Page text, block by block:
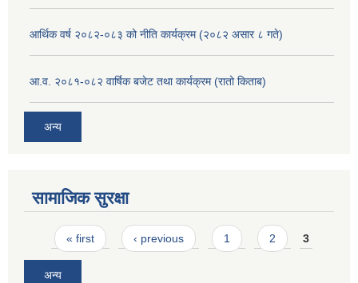
आर्थिक वर्ष २०८२-०८३ को नीति कार्यक्रम (२०८२ असार ८ गते)
आ.व. २०८१-०८२ वार्षिक बजेट तथा कार्यक्रम (रातो किताब)
अन्य
सामाजिक सुरक्षा
Pages
« first ‹ previous 1 2 3
अन्य